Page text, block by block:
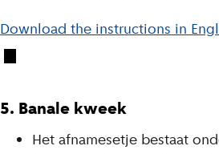
Download the instructions in
5. Banale kweek
Het afnamesetje bestaat